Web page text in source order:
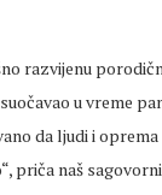
razvijenu
u vreme
da ljudi i
priča naš